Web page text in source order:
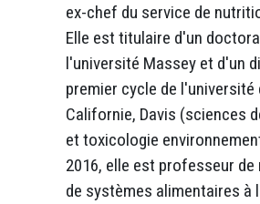
ex-chef du service de
Elle est titulaire d'un
l'université Massey et d'un
premier cycle de l'université
Californie, Davis (sciences
et toxicologie
2016, elle est professeur
de systèmes alimentaires à